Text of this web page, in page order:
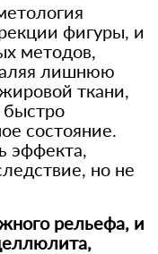
фигуры, и
методов,
лишнюю
ткани,
быстро
состояние.
эффекта,
но не
рельефа, и